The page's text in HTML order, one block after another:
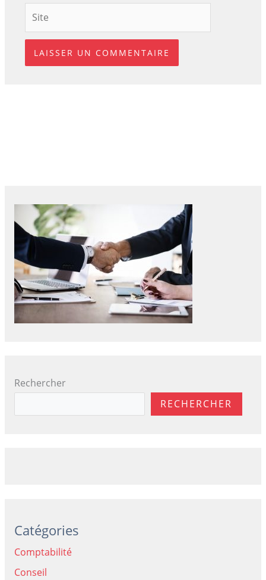
Rechercher
RECHERCHER
Catégories
Comptabilité
Conseil